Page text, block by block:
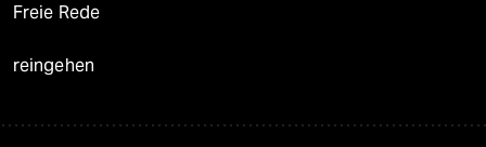
Freie Rede
reingehen